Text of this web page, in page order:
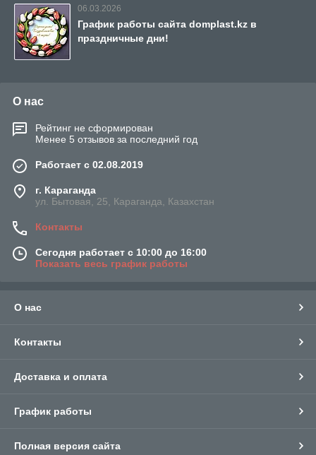
06.03.2026
График работы сайта domplast.kz в
праздничные дни!
О нас
Рейтинг не сформирован
Менее 5 отзывов за последний год
Работает с 02.08.2019
г. Караганда
ул. Бытовая, 25, Караганда, Казахстан
Контакты
Сегодня работает с 10:00 до 16:00
Показать весь график работы
О нас
Контакты
Доставка и оплата
График работы
Полная версия сайта